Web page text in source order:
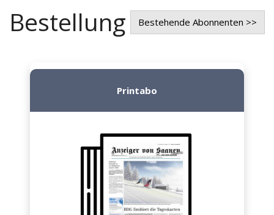
Bestellung Bestehende Abonnenten >>
Printabo